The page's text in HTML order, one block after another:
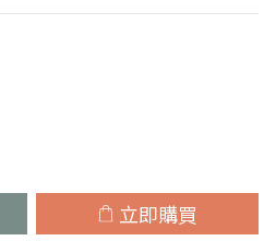
立即購買